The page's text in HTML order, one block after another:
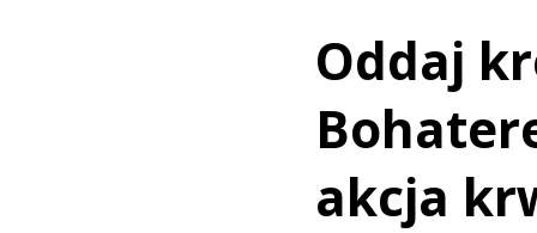
Oddaj
akcja